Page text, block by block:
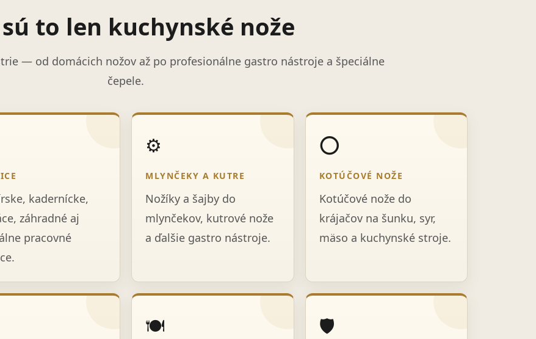
to len kuchynské nože
— od domácich nožov až po profesionálne gastro nástroje a špeciálne
čepele.
kadernícke,
záhradné aj
pracovné
⚙️
MLYNČEKY A KUTRE
Nožíky a šajby do
mlynčekov, kutrové nože
a ďalšie gastro nástroje.
⭕
KOTÚČOVÉ NOŽE
Kotúčové nože do
krájačov na šunku, syr,
mäso a kuchynské stroje.
🍽️ 🛡️